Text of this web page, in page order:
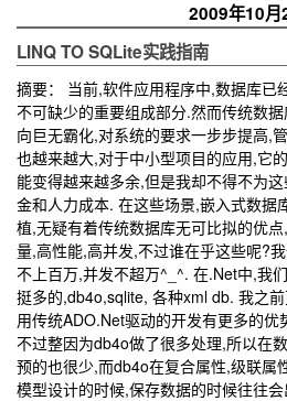
2009年10月
LINQ TO SQLite实践指南
摘要： 当前,软件应用程序中,数据库已
不可缺少的重要组成部分.然而传统数
向巨无霸化,对系统的要求一步步提高,
也越来越大,对于中小型项目的应用,它
能变得越来越多余,但是我却不得不为
金和人力成本. 在这些场景,嵌入式数据
植,无疑有着传统数据库无可比拟的优
量,高性能,高并发,不过谁在乎这些呢?
不上百万,并发不超万^_^. 在.Net中,我
挺多的,db4o,sqlite, 各种xml db. 我之
用传统ADO.Net驱动的开发有更多的
不过整因为db4o做了很多处理,所以在
预的也很少,而db4o在复合属性,级联属
模型设计的时候,保存数据的时候往往